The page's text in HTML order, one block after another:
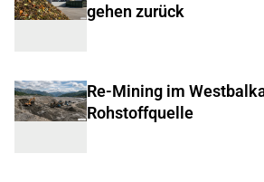
gehen zurück
Re-Mining im
Rohstoffquelle